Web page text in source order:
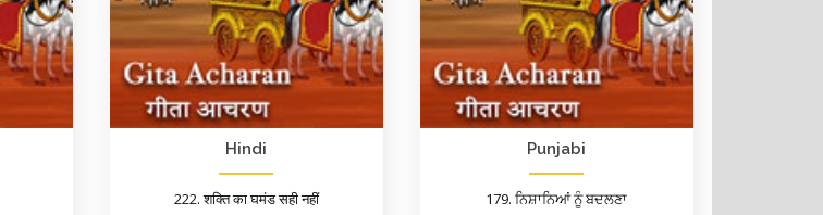
Hindi
222. शक्ति का घमंड सही नहीं
Punjabi
179. ਨਿਸ਼ਾਨਿਆਂ ਨੂੰ ਬਦਲਣਾ